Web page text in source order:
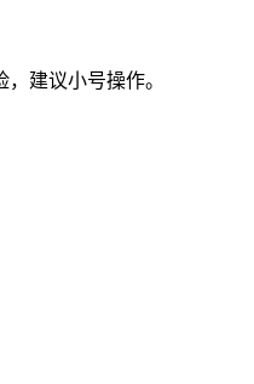
建议小号操作。